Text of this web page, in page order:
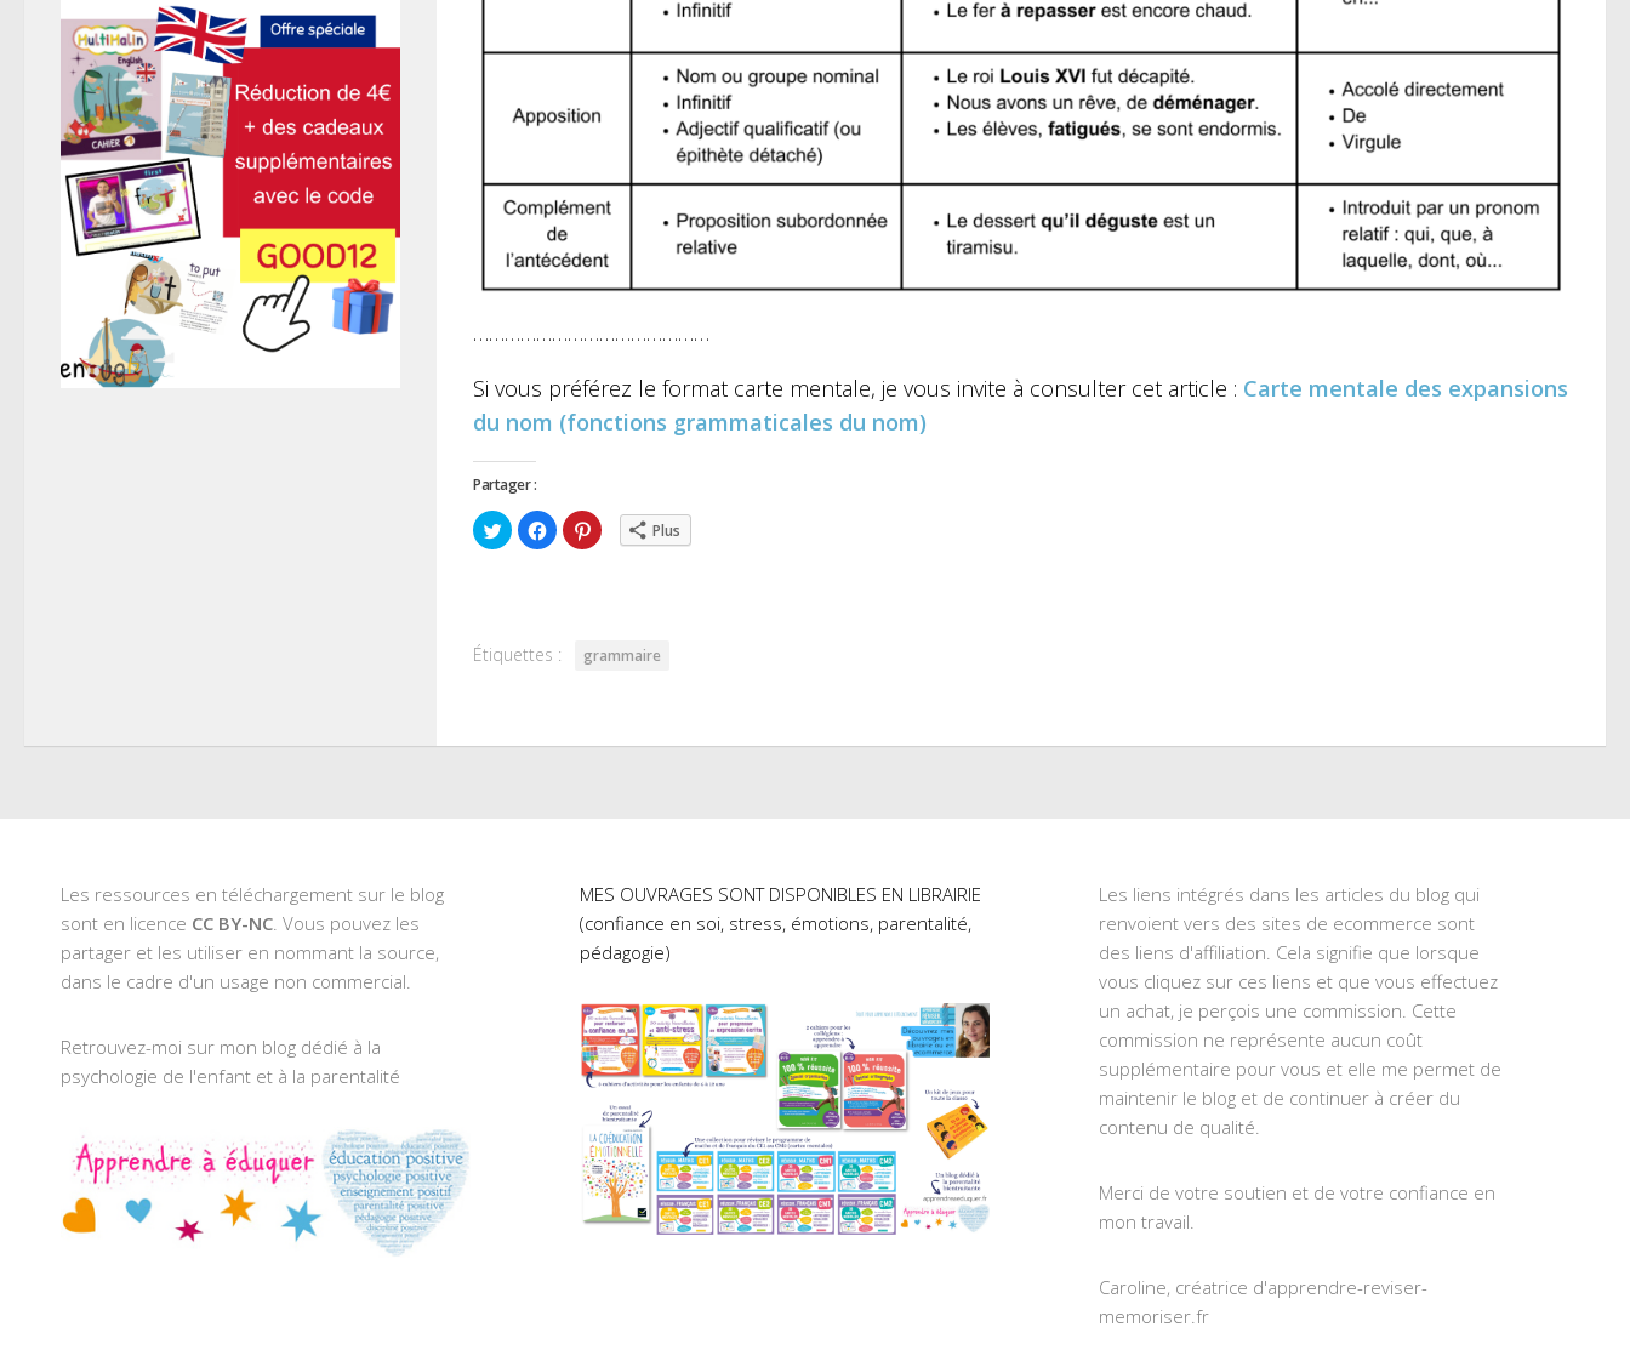
………………………………………
Si vous préférez le format carte mentale, je vous invite à consulter cet article : Carte mentale des expansions
du nom (fonctions grammaticales du nom)
Partager :
Cliquez
pour
partager
Cliquez
pour
partager
Cliquez
pour Plus
Étiquettes : grammaire
Les ressources en téléchargement sur le blog
sont en licence CC BY-NC. Vous pouvez les
partager et les utiliser en nommant la source,
dans le cadre d'un usage non commercial.
Retrouvez-moi sur mon blog dédié à la
psychologie de l'enfant et à la parentalité
MES OUVRAGES SONT DISPONIBLES EN LIBRAIRIE
(confiance en soi, stress, émotions, parentalité,
pédagogie)
Les liens intégrés dans les articles du blog qui
renvoient vers des sites de ecommerce sont
des liens d'affiliation. Cela signifie que lorsque
vous cliquez sur ces liens et que vous effectuez
un achat, je perçois une commission. Cette
commission ne représente aucun coût
supplémentaire pour vous et elle me permet de
maintenir le blog et de continuer à créer du
contenu de qualité.
Merci de votre soutien et de votre confiance en
mon travail.
Caroline, créatrice d'apprendre-reviser-
memoriser.fr